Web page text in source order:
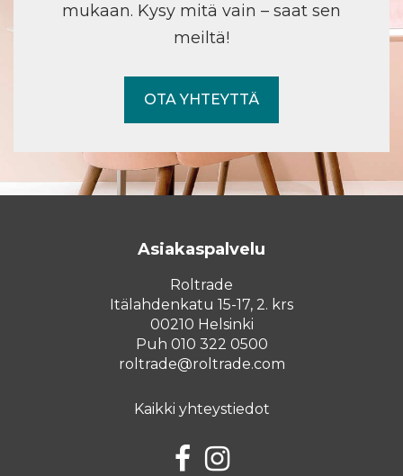
mukaan. Kysy mitä vain – saat sen
meiltä!
OTA YHTEYTTÄ
Asiakaspalvelu
Roltrade
Itälahdenkatu 15-17, 2. krs
00210 Helsinki
Puh 010 322 0500
roltrade@roltrade.com
Kaikki yhteystiedot
FacebookInstagram